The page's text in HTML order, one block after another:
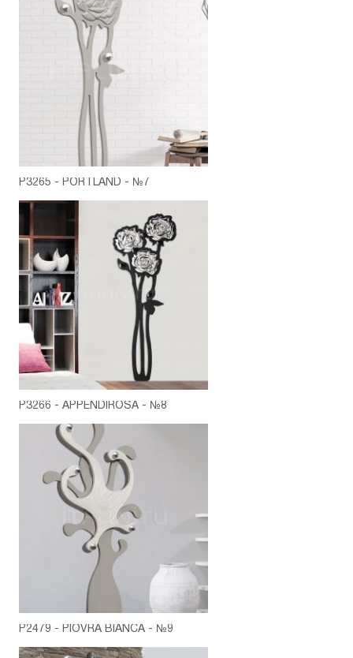
P3265 - PORTLAND - №7
P3266 - APPENDIROSA - №8
P2479 - PIOVRA BIANCA - №9